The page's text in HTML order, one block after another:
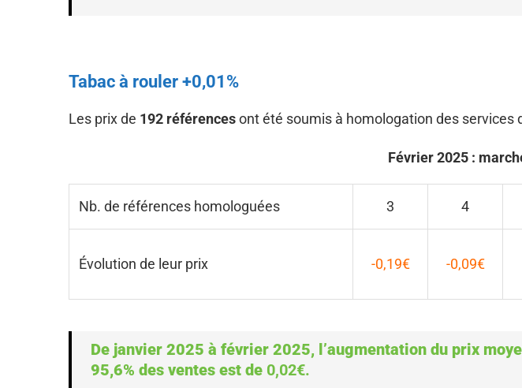
Tabac à rouler +0,01%
Les prix de 192 référencesont été soumis à homologation des services
Février 2025 :
Nb. de références homologuées 3 4
Évolution de leur prix -0,19€ -0,09€
De janvier 2025 à février 2025, l’augmentation du prix
95,6% des ventes est de 0,02€.